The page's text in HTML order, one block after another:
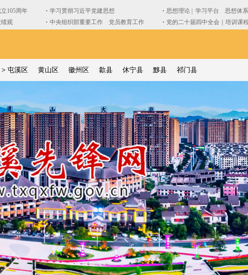
> 屯溪区 黄山区 徽州区 歙县 休宁县 黟县 祁门县